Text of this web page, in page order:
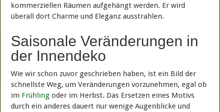
kommerziellen Räumen aufgehängt werden. Er wird
überall dort Charme und Eleganz ausstrahlen.
Saisonale Veränderungen in
der Innendeko
Wie wir schon zuvor geschrieben haben, ist ein Bild der
schnellste Weg, um Veränderungen vorzunehmen, egal ob
im Frühling oder im Herbst. Das Ersetzen eines Motivs
durch ein anderes dauert nur wenige Augenblicke und